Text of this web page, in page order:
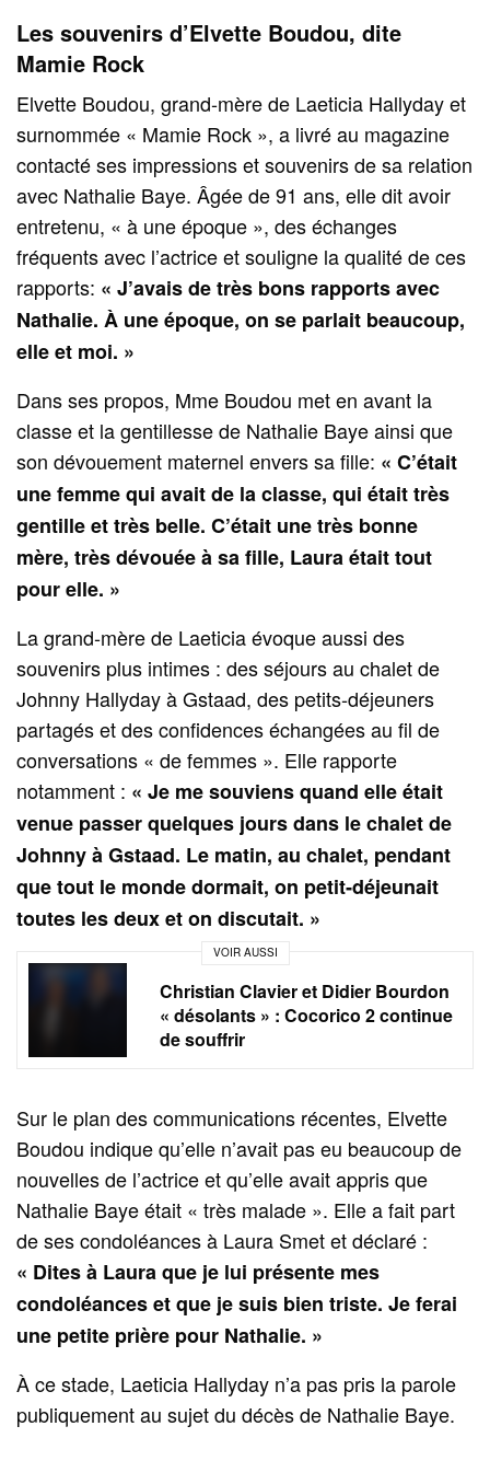
Les souvenirs d’Elvette Boudou, dite
Mamie Rock
Elvette Boudou, grand‑mère de Laeticia Hallyday et
surnommée « Mamie Rock », a livré au magazine
contacté ses impressions et souvenirs de sa relation
avec Nathalie Baye. Âgée de 91 ans, elle dit avoir
entretenu, « à une époque », des échanges
fréquents avec l’actrice et souligne la qualité de ces
rapports: « J’avais de très bons rapports avec
Nathalie. À une époque, on se parlait beaucoup,
elle et moi. »
Dans ses propos, Mme Boudou met en avant la
classe et la gentillesse de Nathalie Baye ainsi que
son dévouement maternel envers sa fille: « C’était
une femme qui avait de la classe, qui était très
gentille et très belle. C’était une très bonne
mère, très dévouée à sa fille, Laura était tout
pour elle. »
La grand‑mère de Laeticia évoque aussi des
souvenirs plus intimes : des séjours au chalet de
Johnny Hallyday à Gstaad, des petits‑déjeuners
partagés et des confidences échangées au fil de
conversations « de femmes ». Elle rapporte
notamment : « Je me souviens quand elle était
venue passer quelques jours dans le chalet de
Johnny à Gstaad. Le matin, au chalet, pendant
que tout le monde dormait, on petit‑déjeunait
toutes les deux et on discutait. »
VOIR AUSSI
Christian Clavier et Didier Bourdon
« désolants » : Cocorico 2 continue
de souffrir
Sur le plan des communications récentes, Elvette
Boudou indique qu’elle n’avait pas eu beaucoup de
nouvelles de l’actrice et qu’elle avait appris que
Nathalie Baye était « très malade ». Elle a fait part
de ses condoléances à Laura Smet et déclaré :
« Dites à Laura que je lui présente mes
condoléances et que je suis bien triste. Je ferai
une petite prière pour Nathalie. »
À ce stade, Laeticia Hallyday n’a pas pris la parole
publiquement au sujet du décès de Nathalie Baye.